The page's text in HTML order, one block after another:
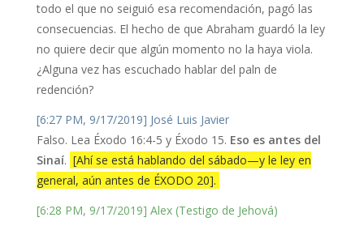
todo el que no seiguió esa recomendación, pagó las
consecuencias. El hecho de que Abraham guardó la ley
no quiere decir que algún momento no la haya viola.
¿Alguna vez has escuchado hablar del paln de
redención?
[6:27 PM, 9/17/2019] José Luis Javier
Falso. Lea Éxodo 16:4-5 y Éxodo 15. Eso es antes del
Sinaí. [Ahí se está hablando del sábado—y le ley en
general, aún antes de ÉXODO 20].
[6:28 PM, 9/17/2019] Alex (Testigo de Jehová)